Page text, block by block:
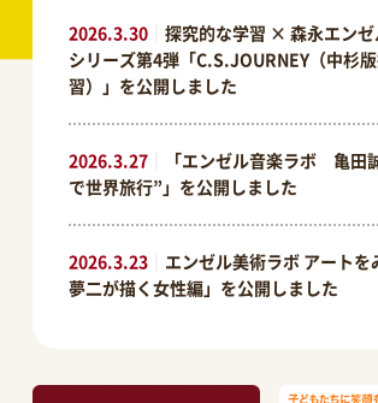
2026.3.30｜ 探究的な学習 × 森永エン
シリーズ第4弾「C.S.JOURNEY（中杉
習）」を公開しました
2026.3.27｜
「エンゼル音楽ラボ 亀田
で世界旅行”」を公開しました
2026.3.23｜ エンゼル美術ラボ アートを
夢二が描く女性編」を公開しました